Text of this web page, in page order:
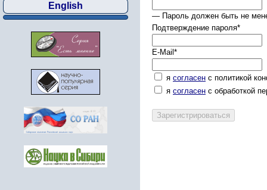
English
— Пароль должен быть не
Подтверждение пароля*
E-Mail *
я согласен с политикой
я согласен с обработкой